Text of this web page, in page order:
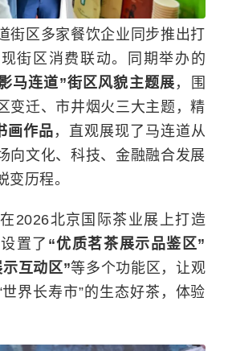
街区多家餐饮企业同步推出打
街区消费联动。同期举办的
马连道”街区风貌主题展 ，围
变迁、市井烟火三大主题，精
画作品，直观展现了马连道从
向文化、科技、金融融合发展
变历程。
在2026北京国际茶业展上打造
置了 “优质茗茶展示品鉴区”
互动区”等多个功能区，让观
界长寿市”的生态好茶，体验